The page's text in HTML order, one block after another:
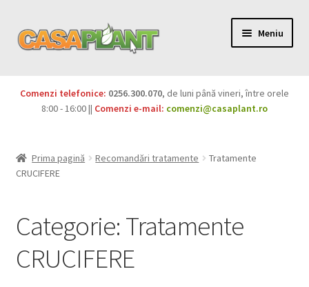
Meniu
Pesticide
Produse BIO
Igienă publică
Comenzi telefonice: 0256.300.070, de luni până vineri, între orele
8:00 - 16:00 || Comenzi e-mail: comenzi@casaplant.ro
Prima pagină Recomandări tratamente
Tratamente
CRUCIFERE
Categorie: Tratamente
CRUCIFERE